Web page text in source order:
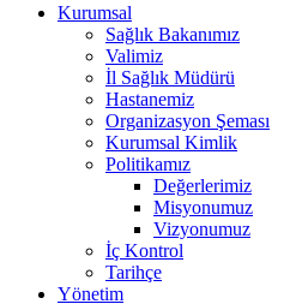
Kurumsal
Sağlık Bakanımız
Valimiz
İl Sağlık Müdürü
Hastanemiz
Organizasyon Şeması
Kurumsal Kimlik
Politikamız
Değerlerimiz
Misyonumuz
Vizyonumuz
İç Kontrol
Tarihçe
Yönetim